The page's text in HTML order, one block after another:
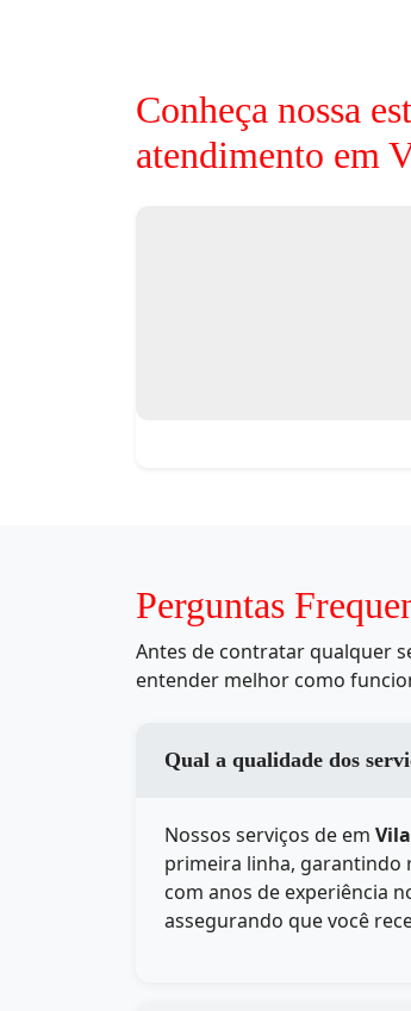
Conheça nossa
atendimento em
Perguntas
Antes de contratar qualquer
entender melhor como
Nossos serviços de em
primeira linha, garantindo
com anos de experiência
assegurando que você